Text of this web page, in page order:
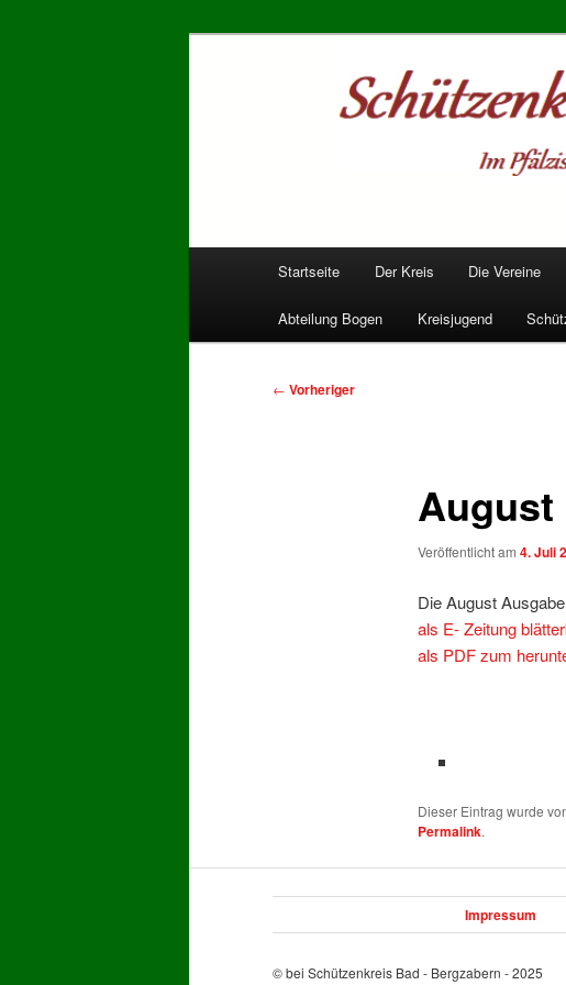
Schützenkreis
Startseite Der Kreis Die Vereine
Abteilung Bogen Kreisjugend
Beitragsnavigation
← Vorheriger
August
Veröffentlicht am 4. Juli
Die August
als E- Zeitung
als PDF zum
Dieser Eintrag wurde
Permalink.
Impressum
© bei Schützenkreis Bad - Bergzabern - 2025